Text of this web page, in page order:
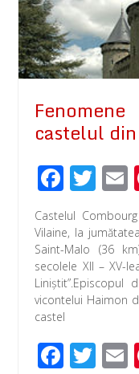
castelul
F
ac
e
b
o
o
k
T
wi
tt
er
Castelul
Vilaine, la
Saint-Malo (36
secolele XII – XV-
Liniştit”.Episcopul
vicontelui Haimon
castel
F T